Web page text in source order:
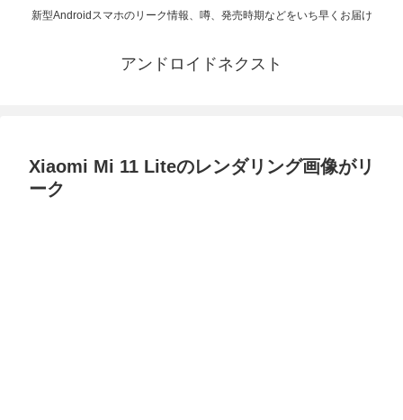
新型Androidスマホのリーク情報、噂、発売時期などをいち早くお届け
アンドロイドネクスト
Xiaomi Mi 11 Liteのレンダリング画像がリ
ーク